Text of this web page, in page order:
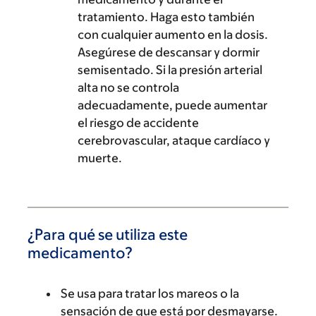
tratamiento. Haga esto también
con cualquier aumento en la dosis.
Asegúrese de descansar y dormir
semisentado. Si la presión arterial
alta no se controla
adecuadamente, puede aumentar
el riesgo de accidente
cerebrovascular, ataque cardíaco y
muerte.
¿Para qué se utiliza este
medicamento?
Se usa para tratar los mareos o la
sensación de que está por desmayarse.